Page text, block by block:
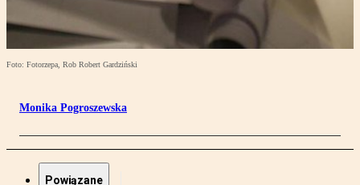
Foto: Fotorzepa, Rob Robert Gardziński
Monika Pogroszewska
Powiązane